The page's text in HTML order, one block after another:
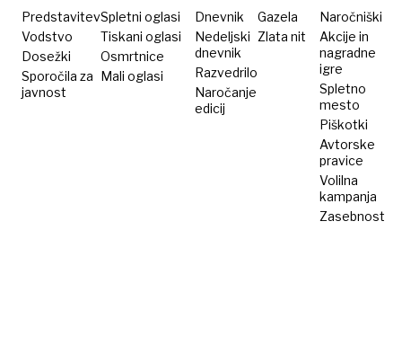
Predstavitev
Vodstvo
Dosežki
Sporočila za
javnost
Spletni oglasi
Tiskani oglasi
Osmrtnice
Mali oglasi
Dnevnik
Nedeljski
dnevnik
Razvedrilo
Naročanje
edicij
Gazela
Zlata nit
Naročniški
Akcije in
nagradne
igre
Spletno
mesto
Piškotki
Avtorske
pravice
Volilna
kampanja
Zasebnost